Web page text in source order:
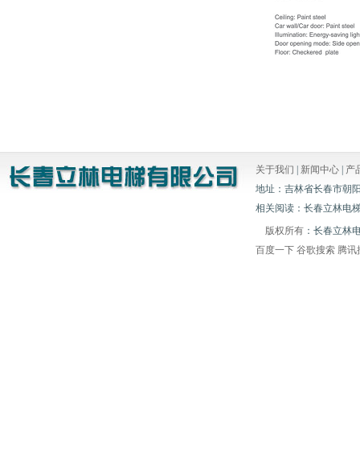
关于我们 新闻中心
产
地址：吉林省长春市朝
相关阅读：长春立林电
版权所有 ：长春立
百度一下 谷歌搜索 腾讯